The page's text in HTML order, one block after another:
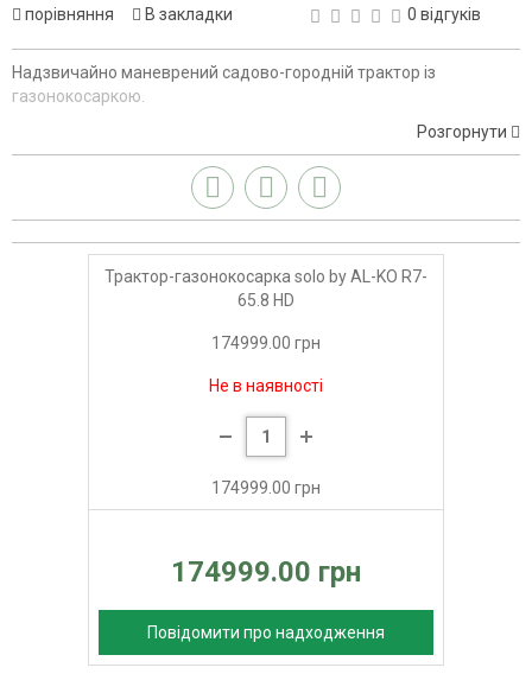
порівняння
В закладки
0 відгуків
Надзвичайно маневрений садово-городній трактор із
газонокосаркою.
Розгорнути
Трактор-газонокосарка solo by AL-KO R7-
65.8 HD
174999.00 грн
Не в наявності
174999.00 грн
174999.00 грн
Повідомити про надходження